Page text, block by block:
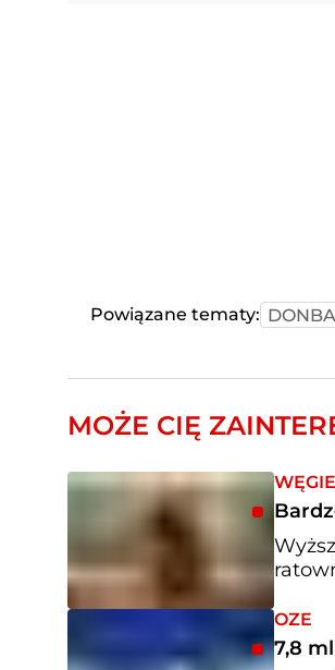
Powiązane tematy:
MOŻE CIĘ
OZE
7,8